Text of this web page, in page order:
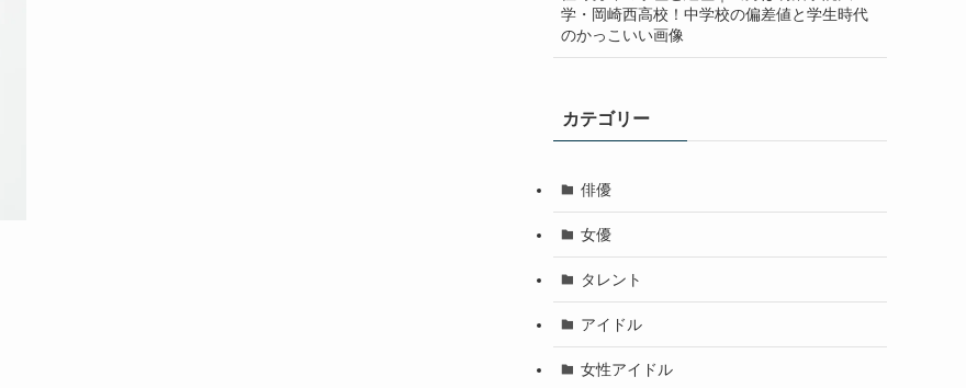
学・岡崎西高校！中学校の偏差値と学生時代
のかっこいい画像
カテゴリー
俳優
女優
タレント
アイドル
女性アイドル